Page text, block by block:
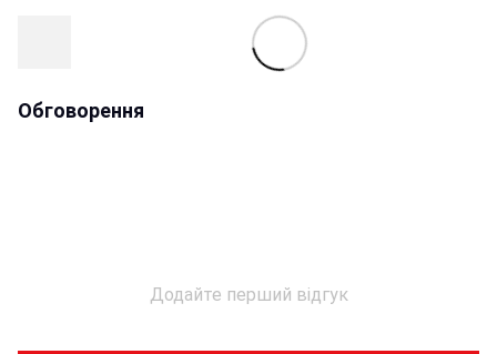
Обговорення
Додайте перший відгук